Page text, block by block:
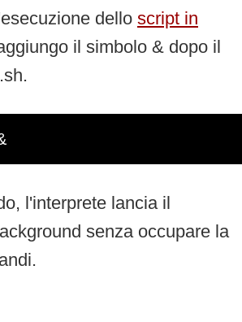
dello script in
il simbolo & dopo il
l'interprete lancia il
senza occupare la